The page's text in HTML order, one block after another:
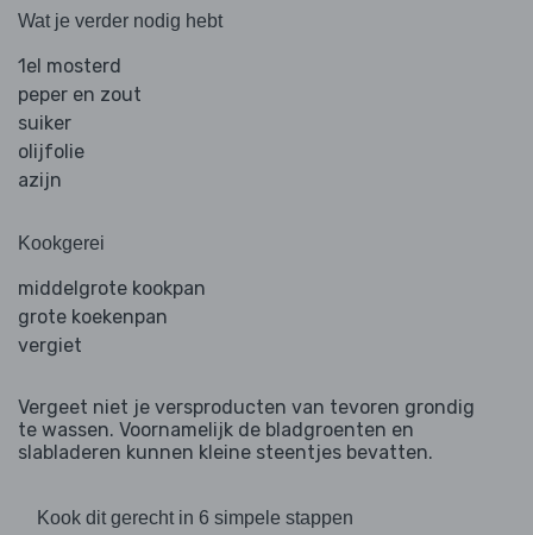
Wat je verder nodig hebt
1el mosterd
peper en zout
suiker
olijfolie
azijn
Kookgerei
middelgrote kookpan
grote koekenpan
vergiet
Vergeet niet je versproducten van tevoren grondig
te wassen. Voornamelijk de bladgroenten en
slabladeren kunnen kleine steentjes bevatten.
Kook dit gerecht in 6 simpele stappen